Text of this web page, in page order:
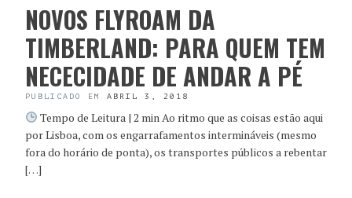
NOVOS FLYROAM DA
TIMBERLAND: PARA QUEM TEM
NECECIDADE DE ANDAR A PÉ
PUBLICADO EM ABRIL 3, 2018
Tempo de Leitura | 2 min Ao ritmo que as coisas estão aqui
por Lisboa, com os engarrafamentos intermináveis (mesmo
fora do horário de ponta), os transportes públicos a rebentar
[…]